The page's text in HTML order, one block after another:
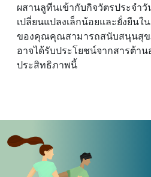
ผสานลูทีนเข้ากับกิจวัตรประจํา
เปลี่ยนแปลงเล็กน้อยและยั่งยืนใ
ของคุณคุณสามารถสนับสนุนสุข
อาจได้รับประโยชน์จากสารต้า
ประสิทธิภาพนี้